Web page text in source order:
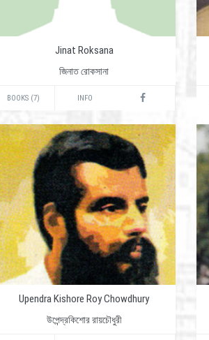
Jinat Roksana
জিনাত রোকসানা
BOOKS (7) INFO
Upendra Kishore Roy Chowdhury
উপেন্দ্রকিশোর রায়চৌধুরী